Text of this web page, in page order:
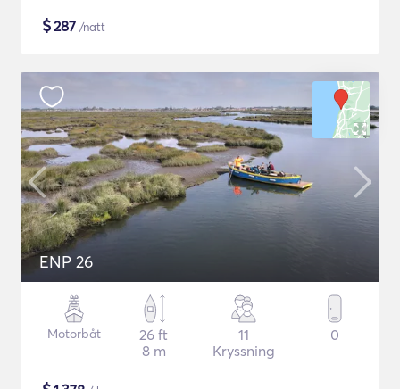
$287 /natt
ENP 26
Motorbåt
26 ft
8 m
11
Kryssning
0